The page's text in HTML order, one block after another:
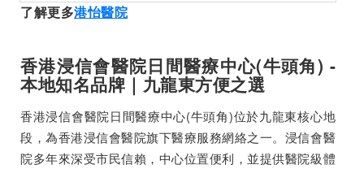
了解更多港怡醫院
香港浸信會醫院日間醫療中心(牛頭角) -
本地知名品牌｜九龍東方便之選
香港浸信會醫院日間醫療中心(牛頭角)位於九龍東核心地
段，為香港浸信會醫院旗下醫療服務網絡之一。浸信會醫
院多年來深受市民信賴，中心位置便利，並提供醫院級體